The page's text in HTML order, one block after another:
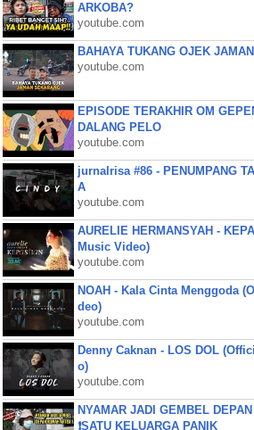
ARKOBA?
youtube.com
BAHAYA TUKANG OJEK
youtube.com
EPISODE TERAKHIR OM
DALANG PELO
youtube.com
jurnalrisa #86 - PENUMPANG
A
youtube.com
AURELIE HERMANSYAH -
Music Video)
youtube.com
NOAH - Kala Cinta Menggoda
deo)
youtube.com
Denny Caknan - LOS DOL
o)
youtube.com
NYAMAR JADI GEMBEL
❗SATU KELUARGA PANIK